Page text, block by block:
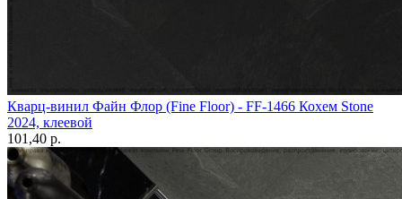
Кварц-винил Файн Флор (Fine Floor) - FF-1466 Кохем Stone
2024, клеевой
101,40 p.